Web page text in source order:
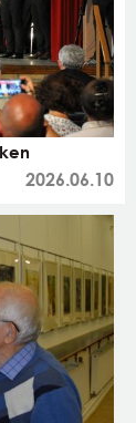
2026.06.10